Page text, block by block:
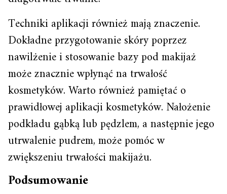
Techniki aplikacji również mają znaczenie.
Dokładne przygotowanie skóry poprzez
nawilżenie i stosowanie bazy pod makijaż
może znacznie wpłynąć na trwałość
kosmetyków. Warto również pamiętać o
prawidłowej aplikacji kosmetyków. Nałożenie
podkładu gąbką lub pędzlem, a następnie jego
utrwalenie pudrem, może pomóc w
zwiększeniu trwałości makijażu.
Podsumowanie